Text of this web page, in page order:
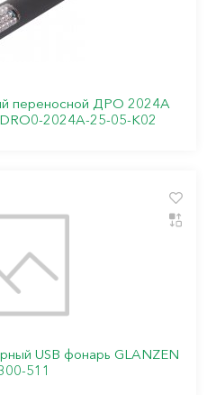
переносной ДРО 2024А
2024A-25-05-K02
USB фонарь GLANZEN
511